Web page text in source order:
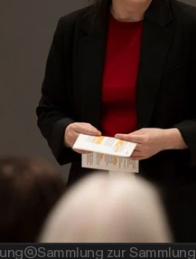
Sammlung zur Sammlung